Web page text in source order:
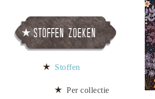
Stoffen zoeken
Stoffen
Per collectie